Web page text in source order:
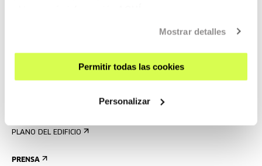
Mostrar detalles
Permitir todas las cookies
Personalizar
ALOJAMIENTO
PLANO DEL EDIFICIO
PRENSA